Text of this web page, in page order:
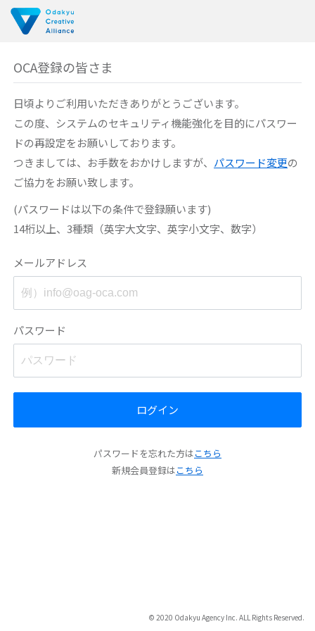
OCA登録の皆さま
日頃よりご利用いただきありがとうございます。
この度、システムのセキュリティ機能強化を目的にパスワー
ドの再設定をお願いしております。
つきましては、お手数をおかけしますが、 パスワード変更の
ご協力をお願い致します。
(パスワードは以下の条件で登録願います)
14桁以上、3種類（英字大文字、英字小文字、数字）
メールアドレス
パスワード
ログイン
パスワードを忘れた方はこちら
新規会員登録はこちら
© 2020 Odakyu Agency Inc. ALL Rights Reserved.